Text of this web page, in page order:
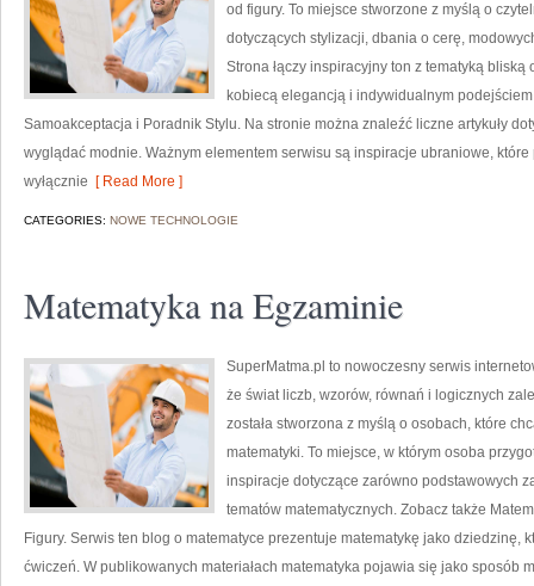
od figury. To miejsce stworzone z myślą o
dotyczących stylizacji, dbania o cerę,
Strona łączy inspiracyjny ton z tematyką
kobiecą elegancją i indywidualnym
Samoakceptacja i Poradnik Stylu. Na stronie można znaleźć liczne artykuły
wyglądać modnie. Ważnym elementem serwisu są inspiracje ubraniowe,
wyłącznie [ Read More ]
CATEGORIES: NOWE TECHNOLOGIE
Matematyka na Egzaminie
SuperMatma.pl to nowoczesny serwis
że świat liczb, wzorów, równań i logicznych
została stworzona z myślą o osobach, które
matematyki. To miejsce, w którym osoba
inspiracje dotyczące zarówno podstawowych
tematów matematycznych. Zobacz także
Figury. Serwis ten blog o matematyce prezentuje matematykę jako dziedzinę,
ćwiczeń. W publikowanych materiałach matematyka pojawia się jako sposób